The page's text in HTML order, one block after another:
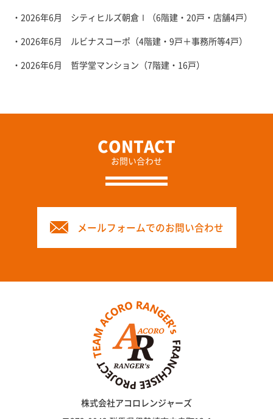
・2026年6月 シティヒルズ朝倉Ⅰ（6階建・20戸・店舗4戸）
・2026年6月 ルビナスコーポ（4階建・9戸＋事務所等4戸）
・2026年6月 哲学堂マンション（7階建・16戸）
お問い合わせ
メールフォームでのお問い合わせ
株式会社アコロレンジャーズ